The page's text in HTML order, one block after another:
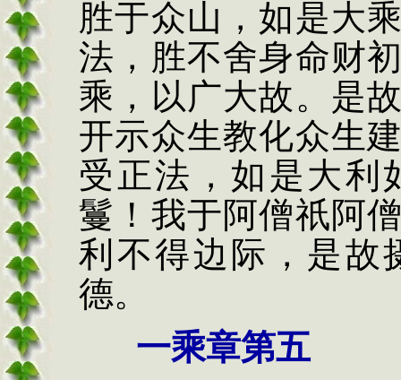
胜于众山，如是大
法，胜不舍身命财
乘，以广大故。是
开示众生教化众生
受正法，如是大利
鬘！我于阿僧祇阿
利不得边际，是故
德。
一乘章第五